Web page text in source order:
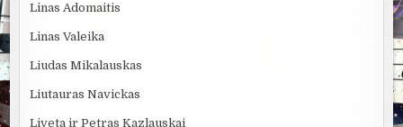
Linas Adomaitis
Linas Valeika
Liudas Mikalauskas
Liutauras Navickas
Liveta ir Petras Kazlauskai